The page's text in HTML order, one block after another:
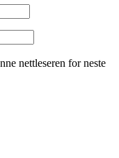
nettleseren for neste